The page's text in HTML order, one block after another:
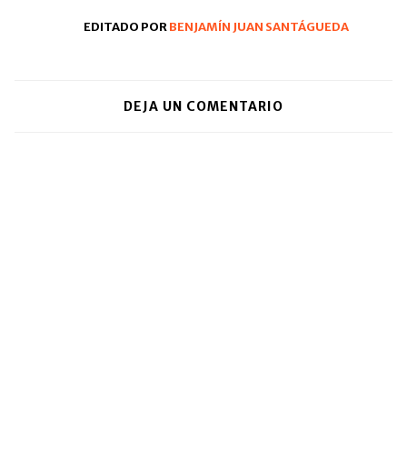
EDITADO PORBENJAMÍN JUAN SANTÁGUEDA
DEJA UN COMENTARIO